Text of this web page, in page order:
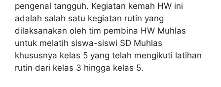
pengenal tangguh. Kegiatan kemah HW ini
adalah salah satu kegiatan rutin yang
dilaksanakan oleh tim pembina HW Muhlas
untuk melatih siswa-siswi SD Muhlas
khususnya kelas 5 yang telah mengikuti latihan
rutin dari kelas 3 hingga kelas 5.